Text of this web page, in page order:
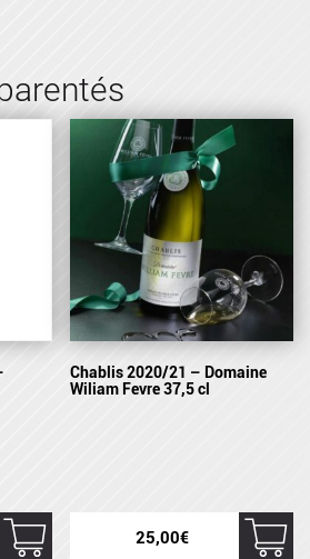
Chablis 2020/21 – Domaine
Wiliam Fevre 37,5 cl
25,00€